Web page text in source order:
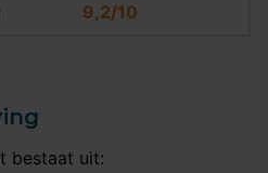
9,2/10
bestaat uit: